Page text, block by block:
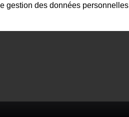
gestion des données personnelles